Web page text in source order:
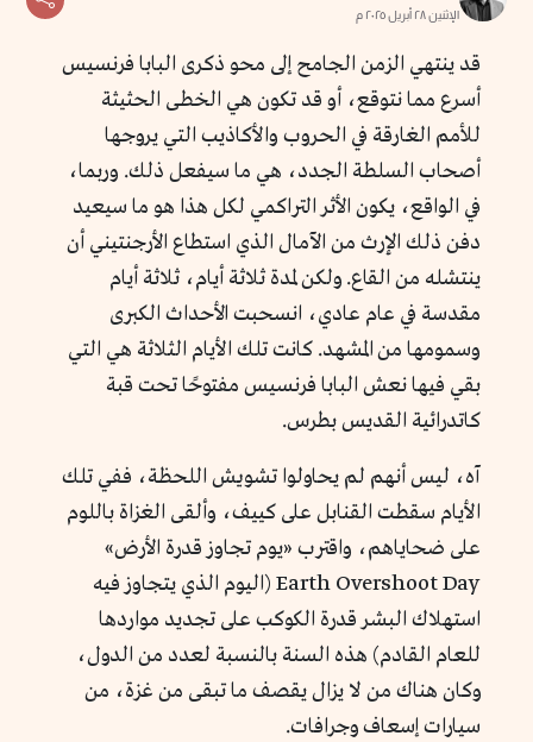
الإثنين ٢٨ أبريل ٢٠٢٥ م
قد ينتهي الزمن الجامح إلى محو ذكرى البابا فرنسيس
أسرع مما نتوقع، أو قد تكون هي الخطى الحثيثة
للأمم الغارقة في الحروب والأكاذيب التي يروجها
أصحاب السلطة الجدد، هي ما سيفعل ذلك. وربما،
في الواقع، يكون الأثر التراكمي لكل هذا هو ما سيعيد
دفن ذلك الإرث من الآمال الذي استطاع الأرجنتيني أن
ينتشله من القاع. ولكن لمدة ثلاثة أيام، ثلاثة أيام
مقدسة في عام عادي، انسحبت الأحداث الكبرى
وسمومها من المشهد. كانت تلك الأيام الثلاثة هي التي
بقي فيها نعش البابا فرنسيس مفتوحًا تحت قبة
كاتدرائية القديس بطرس.
آه، ليس أنهم لم يحاولوا تشويش اللحظة، ففي تلك
الأيام سقطت القنابل على كييف، وألقى الغزاة باللوم
على ضحاياهم، واقترب «يوم تجاوز قدرة الأرض»
Earth Overshoot Day (اليوم الذي يتجاوز فيه
استهلاك البشر قدرة الكوكب على تجديد مواردها
للعام القادم) هذه السنة بالنسبة لعدد من الدول،
وكان هناك من لا يزال يقصف ما تبقى من غزة، من
سيارات إسعاف وجرافات.